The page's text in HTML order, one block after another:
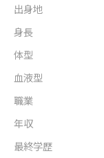
出身地
身長
体型
血液型
職業
年収
最終学歴